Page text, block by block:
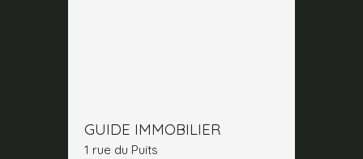
GUIDE IMMOBILIER
1 rue du Puits